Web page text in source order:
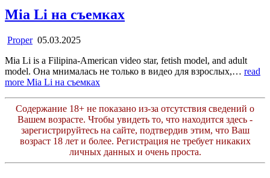
Mia Li на съемках
Proper 05.03.2025
Mia Li is a Filipina-American video star, fetish model, and adult
model. Она мнималась не только в видео для взрослых,… read
more Mia Li на съемках
Содержание 18+ не показано из-за отсутствия сведений о
Вашем возрасте. Чтобы увидеть то, что находится здесь -
зарегистрируйтесь на сайте, подтвердив этим, что Ваш
возраст 18 лет и более. Регистрация не требует никаких
личных данных и очень проста.